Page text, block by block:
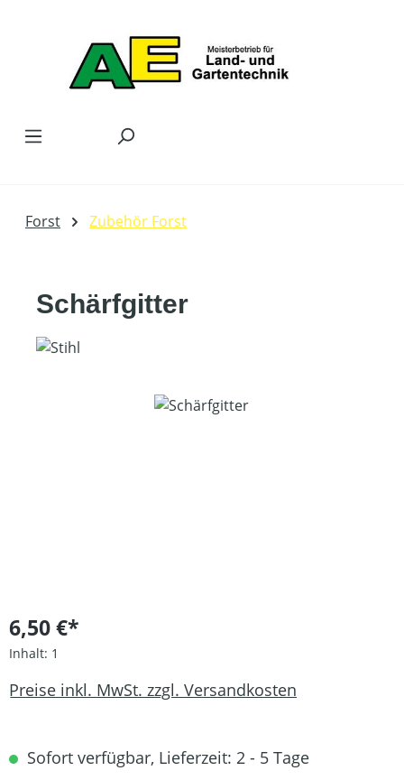
Forst Zubehör Forst
Schärfgitter
Bildergalerie überspringen
6,50 €*
Inhalt: 1
Preise inkl. MwSt. zzgl. Versandkosten
Sofort verfügbar, Lieferzeit: 2 - 5 Tage